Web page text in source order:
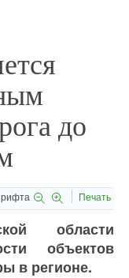
до
Печать
области
объектов
в регионе.